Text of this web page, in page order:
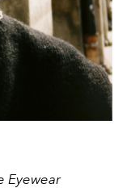
Eyewear